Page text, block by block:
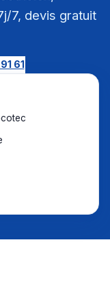
7, devis gratuit
61